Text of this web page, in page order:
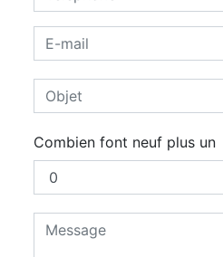
Combien font neuf plus un